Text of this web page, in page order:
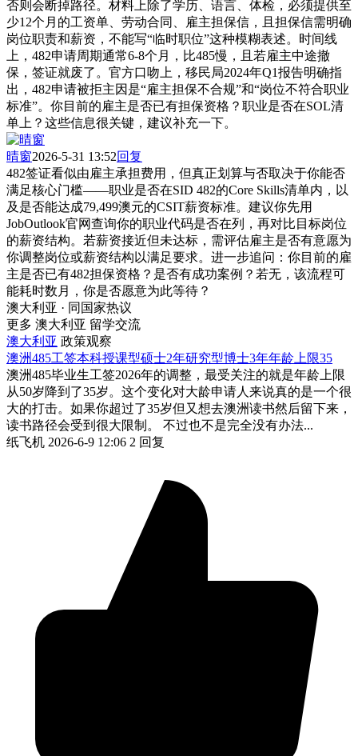
否则会断掉路径。材料上除了学历、语言、体检，必须提供至
少12个月的工资单、劳动合同、雇主担保信，且担保信需明确
岗位职责和薪资，不能写“临时职位”这种模糊表述。时间线
上，482申请周期通常6-8个月，比485慢，且若雇主中途撤
保，签证就废了。官方口吻上，移民局2024年Q1报告明确指
出，482申请被拒主因是“雇主担保不合规”和“岗位不符合职业
标准”。你目前的雇主是否已有担保资格？职业是否在SOL清
单上？这些信息很关键，建议补充一下。
晴窗2026-5-31 13:52回复
482签证看似由雇主承担费用，但真正划算与否取决于你能否
满足核心门槛——职业是否在SID 482的Core Skills清单内，以
及是否能达成79,499澳元的CSIT薪资标准。建议你先用
JobOutlook官网查询你的职业代码是否在列，再对比目标岗位
的薪资结构。若薪资接近但未达标，需评估雇主是否有意愿为
你调整岗位或薪资结构以满足要求。进一步追问：你目前的雇
主是否已有482担保资格？是否有成功案例？若无，该流程可
能耗时数月，你是否愿意为此等待？
澳大利亚 · 同国家热议
更多 澳大利亚 留学交流
澳大利亚 政策观察
澳洲485工签本科授课型硕士2年研究型博士3年年龄上限35
澳洲485毕业生工签2026年的调整，最受关注的就是年龄上限
从50岁降到了35岁。这个变化对大龄申请人来说真的是一个很
大的打击。如果你超过了35岁但又想去澳洲读书然后留下来，
读书路径会受到很大限制。 不过也不是完全没有办法...
纸飞机 2026-6-9 12:06 2 回复